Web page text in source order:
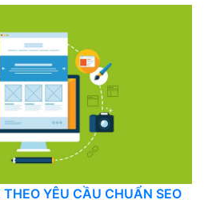
YÊU CẦU CHUẨN SEO